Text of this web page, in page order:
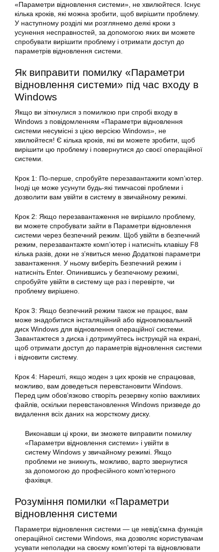
«Параметри відновлення системи», не хвилюйтеся. Існує
кілька кроків, які можна зробити, щоб вирішити проблему.
У наступному розділі ми розглянемо деякі кроки з
усунення несправностей, за допомогою яких ви можете
спробувати вирішити проблему і отримати доступ до
параметрів відновлення системи.
Як виправити помилку «Параметри
відновлення системи» під час входу в
Windows
Якщо ви зіткнулися з помилкою при спробі входу в
Windows з повідомленням «Параметри відновлення
системи несумісні з цією версією Windows», не
хвилюйтеся! Є кілька кроків, які ви можете зробити, щоб
вирішити цю проблему і повернутися до своєї операційної
системи.
Крок 1: По-перше, спробуйте перезавантажити комп’ютер.
Іноді це може усунути будь-які тимчасові проблеми і
дозволити вам увійти в систему в звичайному режимі.
Крок 2: Якщо перезавантаження не вирішило проблему,
ви можете спробувати зайти в Параметри відновлення
системи через безпечний режим. Щоб увійти в безпечний
режим, перезавантажте комп’ютер і натисніть клавішу F8
кілька разів, доки не з’явиться меню Додаткові параметри
завантаження. У ньому виберіть Безпечний режим і
натисніть Enter. Опинившись у безпечному режимі,
спробуйте увійти в систему ще раз і перевірте, чи
проблему вирішено.
Крок 3: Якщо безпечний режим також не працює, вам
може знадобитися інсталяційний або відновлювальний
диск Windows для відновлення операційної системи
Завантажтеся з диска і дотримуйтесь інструкцій на екрані,
щоб отримати доступ до параметрів відновлення системи
і відновити систему.
Крок 4: Нарешті, якщо жоден з цих кроків не спрацював,
можливо, вам доведеться перевстановити Windows.
Перед цим обов’язково створіть резервну копію важливих
файлів, оскільки перевстановлення Windows призведе до
видалення всіх даних на жорсткому диску.
Виконавши ці кроки, ви зможете виправити помилку
«Параметри відновлення системи» і увійти в
систему Windows у звичайному режимі. Якщо
проблеми не зникнуть, можливо, варто звернутися
за допомогою до професійного комп’ютерного
фахівця.
Розуміння помилки «Параметри
відновлення системи
Параметри відновлення системи — це невід’ємна функція
операційної системи Windows, яка дозволяє користувачам
усувати неполадки на своєму комп’ютері та відновлювати